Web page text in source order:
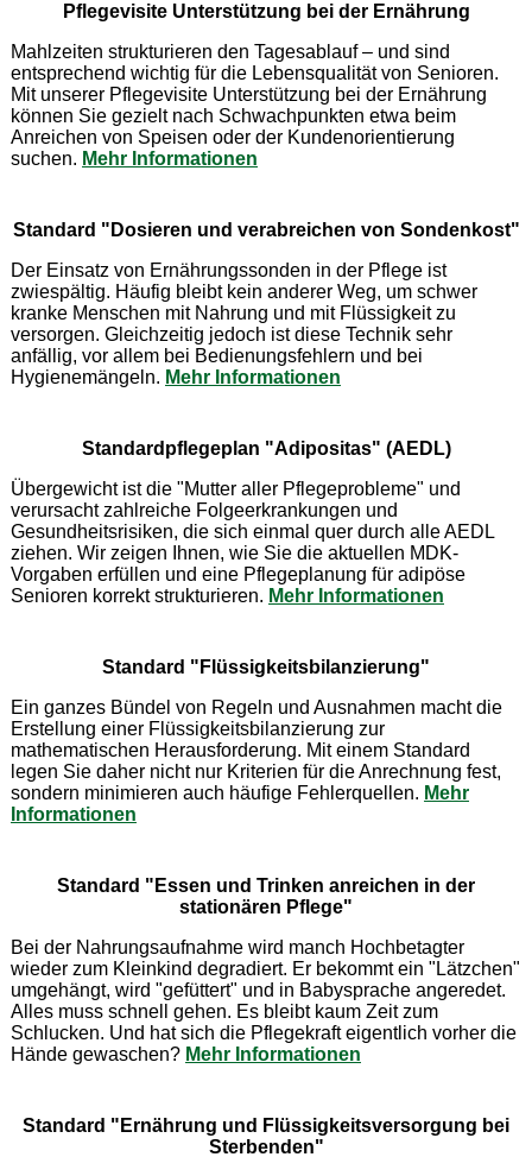
Pflegevisite Unterstützung bei der Ernährung
Mahlzeiten strukturieren den Tagesablauf – und sind
entsprechend wichtig für die Lebensqualität von Senioren.
Mit unserer Pflegevisite Unterstützung bei der Ernährung
können Sie gezielt nach Schwachpunkten etwa beim
Anreichen von Speisen oder der Kundenorientierung
suchen. Mehr Informationen
Standard "Dosieren und verabreichen von Sondenkost"
Der Einsatz von Ernährungssonden in der Pflege ist
zwiespältig. Häufig bleibt kein anderer Weg, um schwer
kranke Menschen mit Nahrung und mit Flüssigkeit zu
versorgen. Gleichzeitig jedoch ist diese Technik sehr
anfällig, vor allem bei Bedienungsfehlern und bei
Hygienemängeln. Mehr Informationen
Standardpflegeplan "Adipositas" (AEDL)
Übergewicht ist die "Mutter aller Pflegeprobleme" und
verursacht zahlreiche Folgeerkrankungen und
Gesundheitsrisiken, die sich einmal quer durch alle AEDL
ziehen. Wir zeigen Ihnen, wie Sie die aktuellen MDK-
Vorgaben erfüllen und eine Pflegeplanung für adipöse
Senioren korrekt strukturieren. Mehr Informationen
Standard "Flüssigkeitsbilanzierung"
Ein ganzes Bündel von Regeln und Ausnahmen macht die
Erstellung einer Flüssigkeitsbilanzierung zur
mathematischen Herausforderung. Mit einem Standard
legen Sie daher nicht nur Kriterien für die Anrechnung fest,
sondern minimieren auch häufige Fehlerquellen. Mehr
Informationen
Standard "Essen und Trinken anreichen in der
stationären Pflege"
Bei der Nahrungsaufnahme wird manch Hochbetagter
wieder zum Kleinkind degradiert. Er bekommt ein "Lätzchen"
umgehängt, wird "gefüttert" und in Babysprache angeredet.
Alles muss schnell gehen. Es bleibt kaum Zeit zum
Schlucken. Und hat sich die Pflegekraft eigentlich vorher die
Hände gewaschen? Mehr Informationen
Standard "Ernährung und Flüssigkeitsversorgung bei
Sterbenden"